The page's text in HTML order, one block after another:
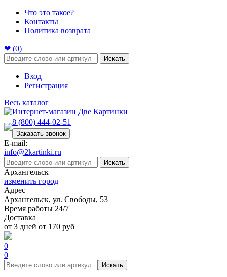
Что это такое?
Контакты
Политика возврата
❤ (0)
Искать
Вход
Регистрация
Весь каталог
8 (800) 444-02-51
Заказать звонок
E-mail:
info@2kartinki.ru
Искать
Архангельск
изменить город
Адрес
Архангельск, ул. Свободы, 53
Время работы 24/7
Доставка
от 3 дней от 170 руб
0
0
Искать